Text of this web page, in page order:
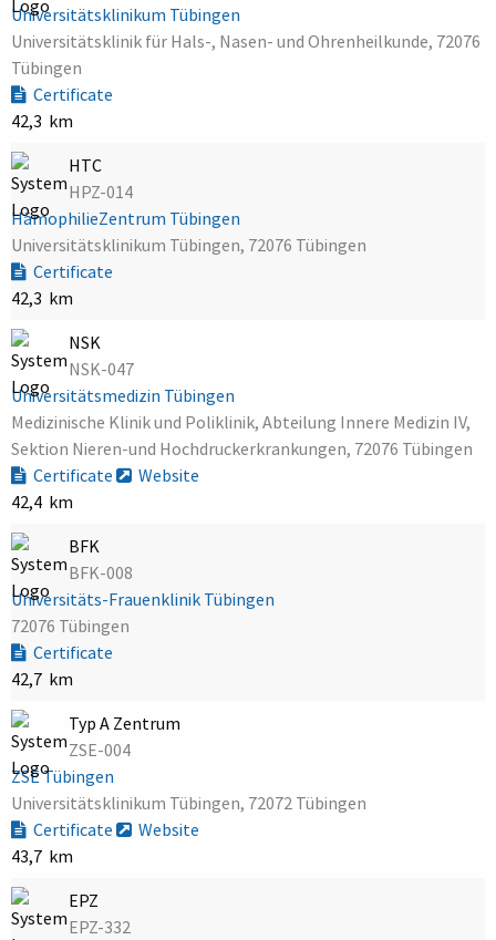
Universitätsklinikum Tübingen
Universitätsklinik für Hals-, Nasen- und Ohrenheilkunde, 72076
Tübingen
Certificate
42,3 km
HTC
HPZ-014
HämophilieZentrum Tübingen
Universitätsklinikum Tübingen, 72076 Tübingen
Certificate
42,3 km
NSK
NSK-047
Universitätsmedizin Tübingen
Medizinische Klinik und Poliklinik, Abteilung Innere Medizin IV,
Sektion Nieren-und Hochdruckerkrankungen, 72076 Tübingen
Certificate
Website
42,4 km
BFK
BFK-008
Universitäts-Frauenklinik Tübingen
72076 Tübingen
Certificate
42,7 km
Typ A Zentrum
ZSE-004
ZSE Tübingen
Universitätsklinikum Tübingen, 72072 Tübingen
Certificate
Website
43,7 km
EPZ
EPZ-332